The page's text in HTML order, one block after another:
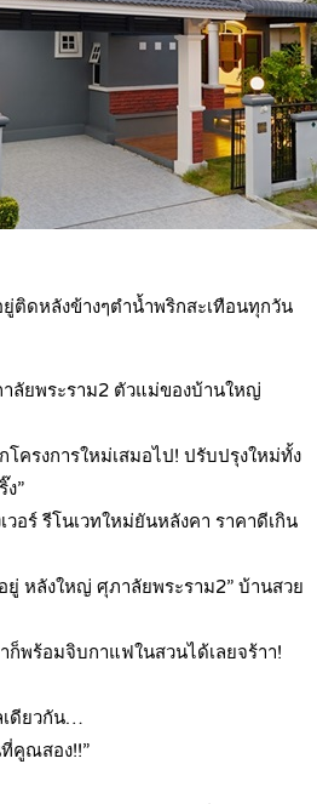
ติดหลังข้างๆตำน้ำพริกสะเทือนทุกวัน
ลัยพระราม2 ตัวแม่ของบ้านใหญ่
ครงการใหม่เสมอไป! ปรับปรุงใหม่ทั้ง
”
วอร์ รีโนเวทใหม่ยันหลังคา ราคาดีเกิน
ยู่ หลังใหญ่ ศุภาลัยพระราม2” บ้านสวย
ก็พร้อมจิบกาแฟในสวนได้เลยจร้าา!
เดียวกัน…
คูณสอง!!”